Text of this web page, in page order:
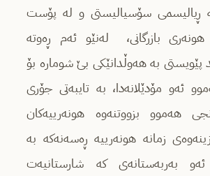
ڕیالیسمی سۆسیالیستی و لە پۆست
بازرگانی، لەنێو ئەم ڕەوتە
پێویستی بە هەوڵدانێکی بێ شومارە بۆ
ئەو مۆدێلانەدا، بە تایبەتی جۆری
هەموو بزووتنەوە هونەرییەکان
زمانە هونەرییە ڕەسەنەکە بە
بەربەستانەی کە شارستانیەت